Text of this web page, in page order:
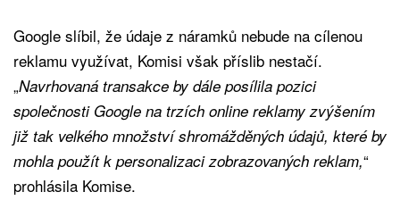
Google slíbil, že údaje z náramků nebude na cílenou
reklamu využívat, Komisi však příslib nestačí.
„Navrhovaná transakce by dále posílila pozici
společnosti Google na trzích online reklamy zvýšením
již tak velkého množství shromážděných údajů, které by
mohla použít k personalizaci zobrazovaných reklam,“
prohlásila Komise.